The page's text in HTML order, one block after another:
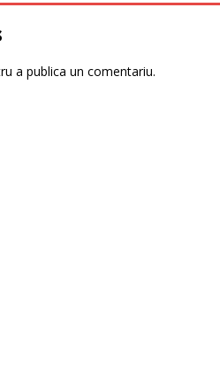
a publica un comentariu.